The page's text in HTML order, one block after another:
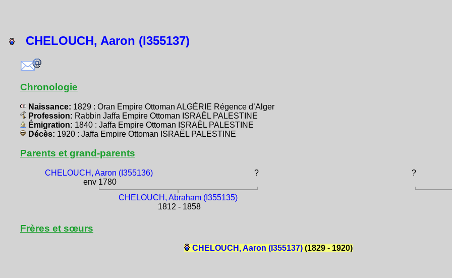
CHELOUCH, Aaron (I355137)
Chronologie
Naissance: 1829 : Oran Empire Ottoman ALGÉRIE Régence d’Alger
Profession: Rabbin Jaffa Empire Ottoman ISRAËL PALESTINE
Émigration: 1840 : Jaffa Empire Ottoman ISRAËL PALESTINE
Décès: 1920 : Jaffa Empire Ottoman ISRAËL PALESTINE
Parents et grand-parents
CHELOUCH, Aaron (I355136)
env 1780
? ?
CHELOUCH, Abraham (I355135)
1812 - 1858
Frères et sœurs
CHELOUCH, Aaron (I355137) (1829 - 1920)